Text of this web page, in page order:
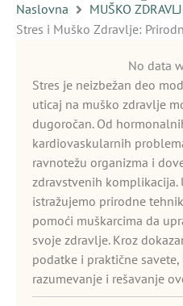
Naslovna
MUŠKO
Stres i Muško Zdravlje:
No data
Stres je neizbežan deo
uticaj na muško zdravlje
dugoročan. Od
kardiovaskularnih
ravnotežu organizma i
zdravstvenih komplikacija.
istražujemo prirodne
pomoći muškarcima da
svoje zdravlje. Kroz
podatke i praktične
razumevanje i rešavanje